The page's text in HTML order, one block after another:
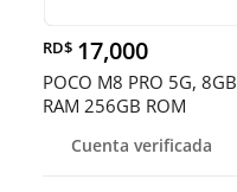
RD$ 17,000
POCO M8 PRO 5G, 8GB
RAM 256GB ROM
Cuenta verificada